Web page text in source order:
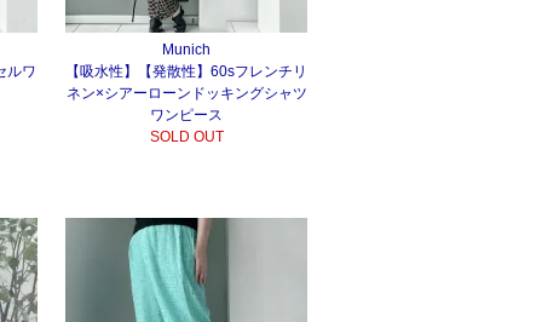
ルワ
Munich
【吸水性】【発散性】60sフレンチリ
ネン×シアーローンドッキングシャツ
ワンピース
SOLD OUT